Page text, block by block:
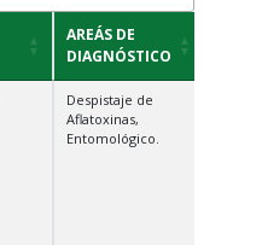
AREÁS DE
DIAGNÓSTICO
Despistaje de
Aflatoxinas,
Entomológico.